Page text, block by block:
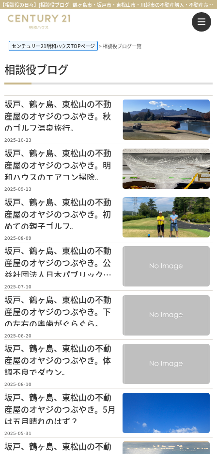
【相談役の日々】|相談役ブログ | 鶴ヶ島市・坂戸市・東松山市・川越市の不動産購入・不動産売却のことならセンチュリー21明和ハウス
センチュリー21明和ハウスTOPページ 相談役ブログ一覧
相談役ブログ
坂戸、鶴ヶ島、東松山の不動
産屋のオヤジのつぶやき。秋
のゴルフ温泉旅行。
2025-10-23
坂戸、鶴ヶ島、東松山の不動
産屋のオヤジのつぶやき。明
和ハウスのエアコン掃除。
2025-09-13
坂戸、鶴ヶ島、東松山の不動
産屋のオヤジのつぶやき。初
めての親子ゴルフ。
2025-08-09
坂戸、鶴ヶ島、東松山の不動
産屋のオヤジのつぶやき。公
益社団法人日本パブリックゴ
ルフ協会主催のミッドシニア
予選会へ。
2025-07-10
坂戸、鶴ヶ島、東松山の不動
産屋のオヤジのつぶやき。下
の左右の奥歯がぐらぐら。
2025-06-20
坂戸、鶴ヶ島、東松山の不動
産屋のオヤジのつぶやき。体
調不良でダウン。
2025-06-10
坂戸、鶴ヶ島、東松山の不動
産屋のオヤジのつぶやき。5月
は五月晴れのはず？
2025-05-31
坂戸、鶴ヶ島、東松山の不動